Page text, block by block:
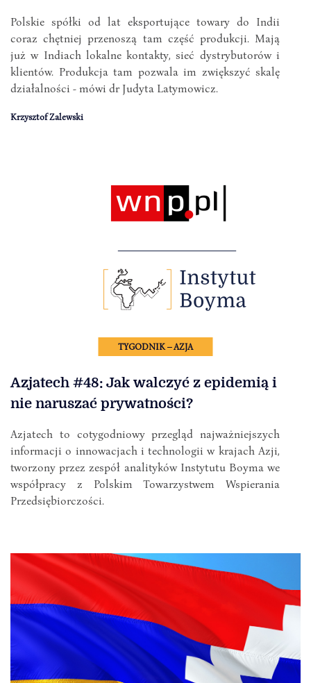
Polskie spółki od lat eksportujące towary do Indii
coraz chętniej przenoszą tam część produkcji. Mają
już w Indiach lokalne kontakty, sieć dystrybutorów i
klientów. Produkcja tam pozwala im zwiększyć skalę
działalności - mówi dr Judyta Latymowicz.
Krzysztof Zalewski
TYGODNIK – AZJA
Azjatech #48: Jak walczyć z epidemią i
nie naruszać prywatności?
Azjatech to cotygodniowy przegląd najważniejszych
informacji o innowacjach i technologii w krajach Azji,
tworzony przez zespół analityków Instytutu Boyma we
współpracy z Polskim Towarzystwem Wspierania
Przedsiębiorczości.